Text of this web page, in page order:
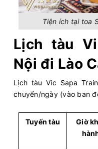
Tiện ích tại toa
Lịch tàu
Nội đi Lào
Lịch tàu Vic Sapa
chuyến/ngày (vào ban
Tuyến tàu
Giờ